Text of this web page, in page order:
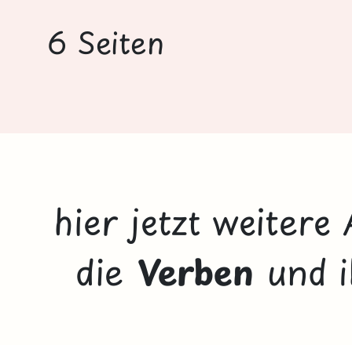
6 Seiten
hier jetzt weitere
die Verben und